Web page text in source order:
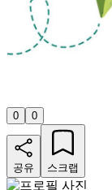
0 0
공유 스크랩